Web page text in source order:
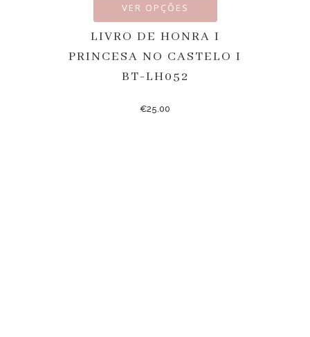
VER OPÇÕES
LIVRO DE HONRA I
PRINCESA NO CASTELO I
BT-LH052
€25.00